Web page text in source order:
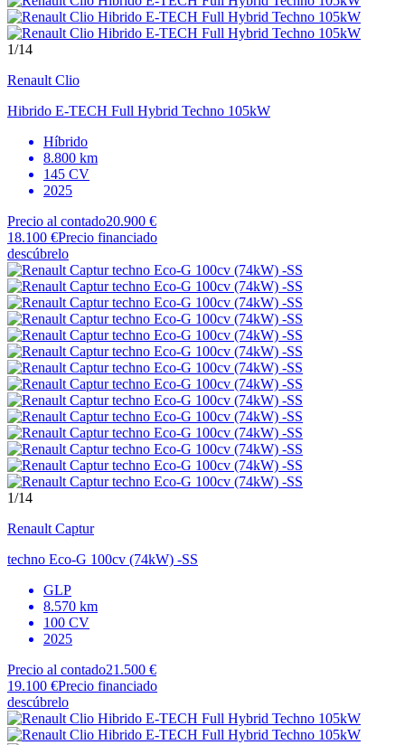
1/14
Renault Clio
Hibrido E-TECH Full Hybrid Techno 105kW
Híbrido
8.800 km
145 CV
2025
Precio al contado20.900 €
18.100 €Precio financiado
descúbrelo
1/14
Renault Captur
techno Eco-G 100cv (74kW) -SS
GLP
8.570 km
100 CV
2025
Precio al contado21.500 €
19.100 €Precio financiado
descúbrelo